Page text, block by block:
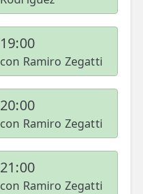
19:00
con Ramiro Zegatti
20:00
con Ramiro Zegatti
21:00
con Ramiro Zegatti